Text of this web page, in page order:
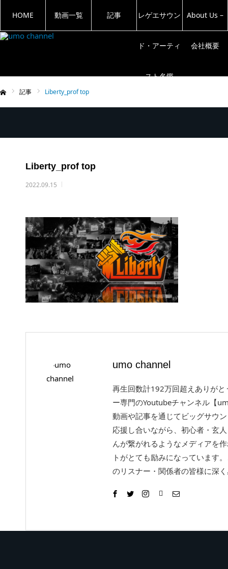
HOME 動画一覧 記事 レゲエサウン
ド・アーティ
スト名鑑
About Us –
会社概要
記事 Liberty_prof top
Liberty_prof top
2022.09.15
umo channel
再生回数計192万回超えありが
ー専門のYoutubeチャンネル【
動画や記事を通じてビッグサウ
応援し合いながら、初心者・玄
んが繋がれるようなメディアを
トがとても励みになっています
のリスナー・関係者の皆様に深